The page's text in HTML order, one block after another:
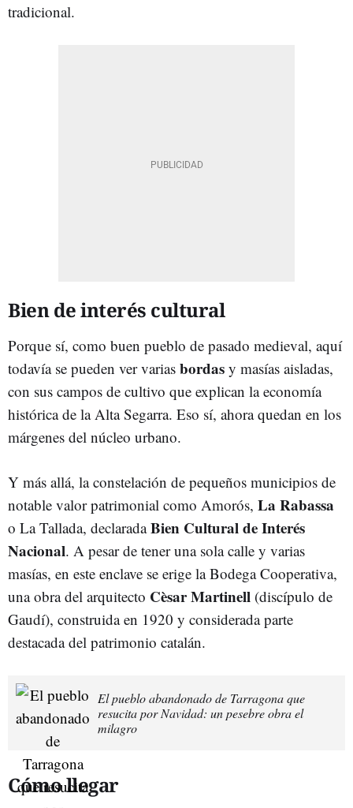
tradicional.
Bien de interés cultural
Porque sí, como buen pueblo de pasado medieval, aquí
todavía se pueden ver varias bordas y masías aisladas,
con sus campos de cultivo que explican la economía
histórica de la Alta Segarra. Eso sí, ahora quedan en los
márgenes del núcleo urbano.
Y más allá, la constelación de pequeños municipios de
notable valor patrimonial como Amorós, La Rabassa
o La Tallada, declaradaBien Cultural de Interés
Nacional. A pesar de tener una sola calle y varias
masías, en este enclave se erige la Bodega Cooperativa,
una obra del arquitecto Cèsar Martinell (discípulo de
Gaudí), construida en 1920 y considerada parte
destacada del patrimonio catalán.
El pueblo abandonado de Tarragona que
resucita por Navidad: un pesebre obra el
milagro
Cómo llegar